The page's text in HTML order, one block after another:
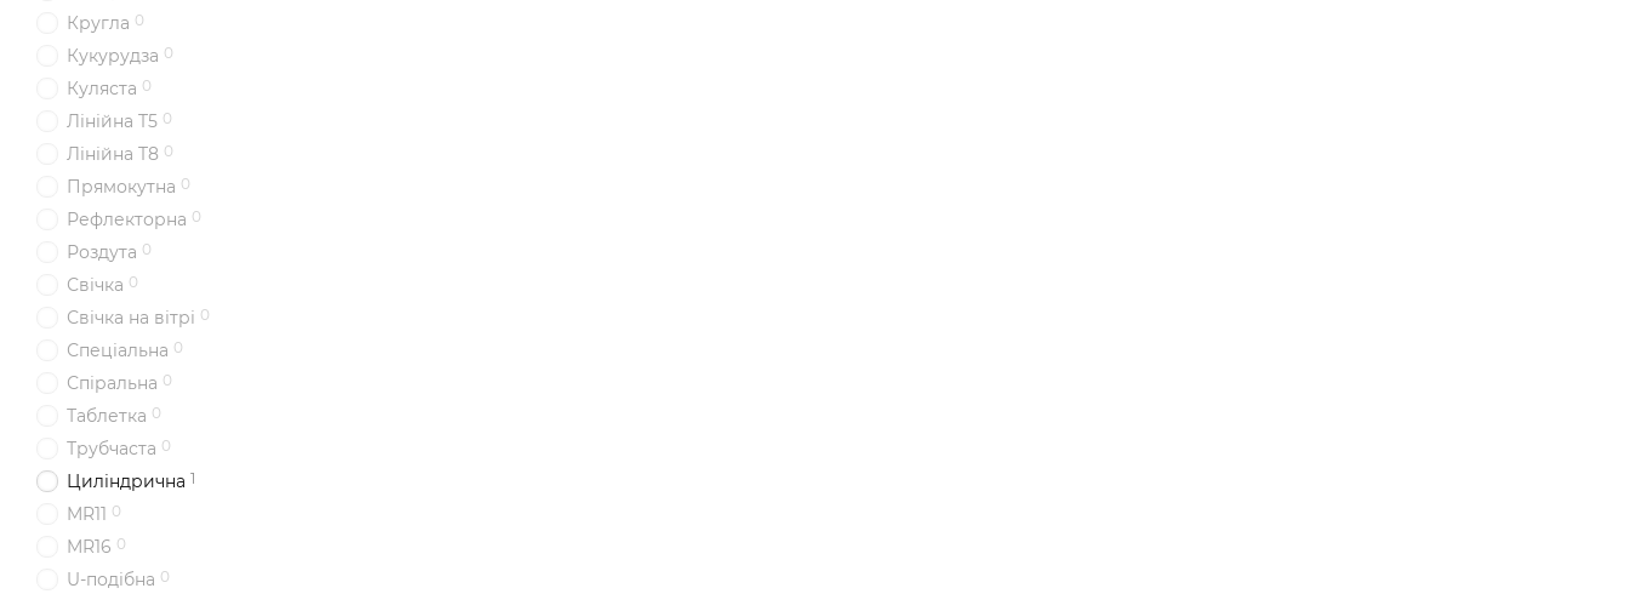
Кругла 0
Кукурудза 0
Куляста 0
Лінійна T5 0
Лінійна T8 0
Прямокутна 0
Рефлекторна 0
Роздута 0
Свічка 0
Свічка на вітрі 0
Спеціальна 0
Спіральна 0
Таблетка 0
Трубчаста 0
Циліндрична 1
MR11 0
MR16 0
U-подібна 0